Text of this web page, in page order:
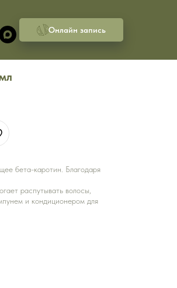
Онлайн запись
бета-каротин. Благодаря
распутывать волосы,
и кондиционером для